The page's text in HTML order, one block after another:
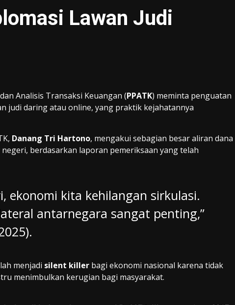
Lawan Judi
Analisis Transaksi Keuangan (PPATK) meminta penguatan
judi daring atau online, yang praktik kejahatannya
Danang Tri Hartono, mengakui sebagian besar aliran dana
berdasarkan laporan pemeriksaan yang telah
ekonomi kita kehilangan sirkulasi.
antarnegara sangat penting,”
menjadi silent killer bagi ekonomi nasional karena tidak
menimbulkan kerugian bagi masyarakat.